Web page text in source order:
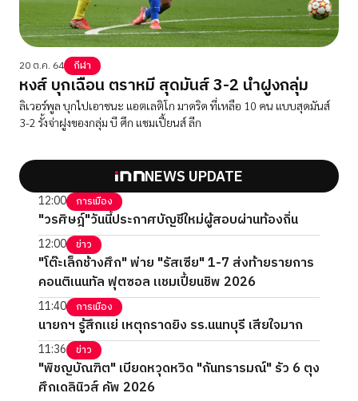
20 ต.ค. 64 กีฬา
หงส์ บุกเฉือน ตราหมี สุดมันส์ 3-2 นำฝูงกลุ่ม
ลิเวอร์พูล บุกไปเอาชนะ แอตเลติโก มาดริด ที่เหลือ 10 คน แบบสุดมันส์
3-2 รั้งจ่าฝูงของกลุ่ม บี ศึก แชมเปี้ยนส์ ลีก
NEWS UPDATE
12:00 การเมือง
"วรศิษฎ์"วันนี้ประกาศบัญชีใหม่ผู้สอบผ่านท้องถิ่น
12:00 ข่าว
"โต๊ะเล็กช้างศึก" พ่าย "รัสเซีย" 1-7 ส่งท้ายรายการ
คอนติเนนทัล ฟุตซอล แชมเปี้ยนชิพ 2026
11:40 การเมือง
นายกฯ รู้สึกแย่ เหตุกราดยิง รร.นนทบุรี เสียใจมาก
11:36 ข่าว
"พิชญบัณฑิต" เบียดหวุดหวิด "กันทรารมณ์" รัว 6 ตุง
ศึกเดลินิวส์ คัพ 2026